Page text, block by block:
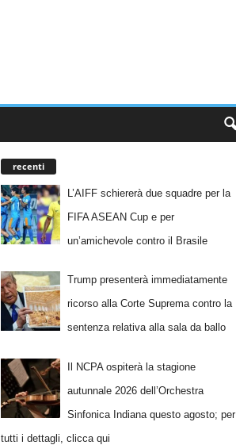
recenti
L’AIFF schiererà due squadre per la
FIFA ASEAN Cup e per
un’amichevole contro il Brasile
Trump presenterà immediatamente
ricorso alla Corte Suprema contro la
sentenza relativa alla sala da ballo
Il NCPA ospiterà la stagione
autunnale 2026 dell’Orchestra
Sinfonica Indiana questo agosto; per
tutti i dettagli, clicca qui